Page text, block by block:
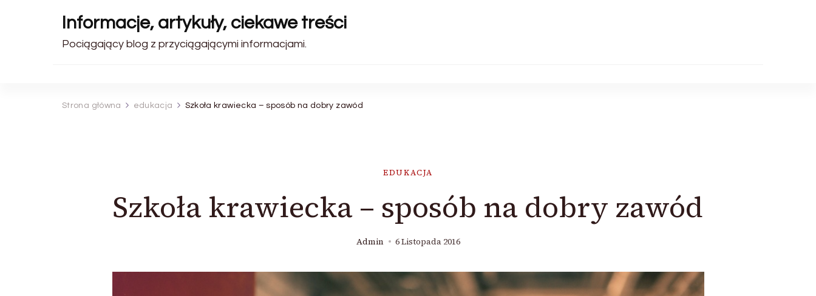
Informacje, artykuły, ciekawe treści
Pociągający blog z przyciągającymi informacjami.
Strona główna edukacja Szkoła krawiecka – sposób na dobry zawód
EDUKACJA
Szkoła krawiecka – sposób na dobry zawód
Admin 6 Listopada 2016